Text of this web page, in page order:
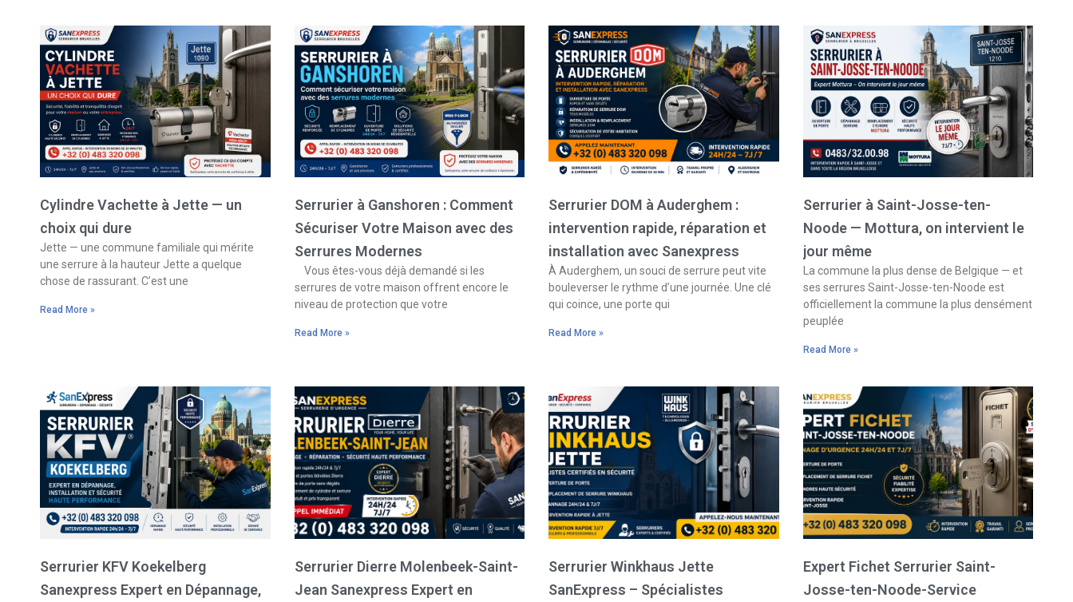
Cylindre Vachette à Jette — un
choix qui dure
Jette — une commune familiale qui mérite
une serrure à la hauteur Jette a quelque
chose de rassurant. C’est une
Read More »
Serrurier à Ganshoren : Comment
Sécuriser Votre Maison avec des
Serrures Modernes
Vous êtes-vous déjà demandé si les
serrures de votre maison offrent encore le
niveau de protection que votre
Read More »
Serrurier DOM à Auderghem :
intervention rapide, réparation et
installation avec Sanexpress
À Auderghem, un souci de serrure peut vite
bouleverser le rythme d’une journée. Une clé
qui coince, une porte qui
Read More »
Serrurier à Saint-Josse-ten-
Noode — Mottura, on intervient le
jour même
La commune la plus dense de Belgique — et
ses serrures Saint-Josse-ten-Noode est
officiellement la commune la plus densément
peuplée
Read More »
Serrurier KFV Koekelberg
Sanexpress Expert en Dépannage,
Serrurier Dierre Molenbeek-Saint-
Jean Sanexpress Expert en
Serrurier Winkhaus Jette
SanExpress – Spécialistes
Expert Fichet Serrurier Saint-
Josse-ten-Noode-Service
Page Page